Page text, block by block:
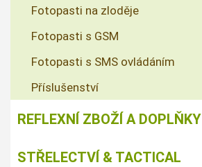
Fotopasti na zloděje
Fotopasti s GSM
Fotopasti s SMS ovládáním
Příslušenství
REFLEXNÍ ZBOŽÍ A DOPLŇKY
STŘELECTVÍ & TACTICAL